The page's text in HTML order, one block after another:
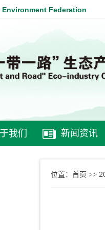
Environment Federation
我们 新闻资讯
位置： 首页 >>